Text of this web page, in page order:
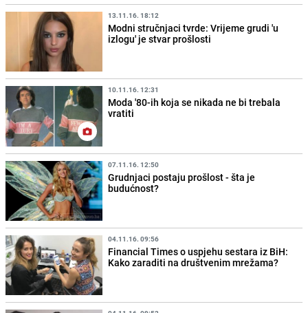
13.11.16. 18:12
Modni stručnjaci tvrde: Vrijeme grudi 'u
izlogu' je stvar prošlosti
10.11.16. 12:31
Moda '80-ih koja se nikada ne bi trebala
vratiti
07.11.16. 12:50
Grudnjaci postaju prošlost - šta je
budućnost?
04.11.16. 09:56
Financial Times o uspjehu sestara iz BiH:
Kako zaraditi na društvenim mrežama?